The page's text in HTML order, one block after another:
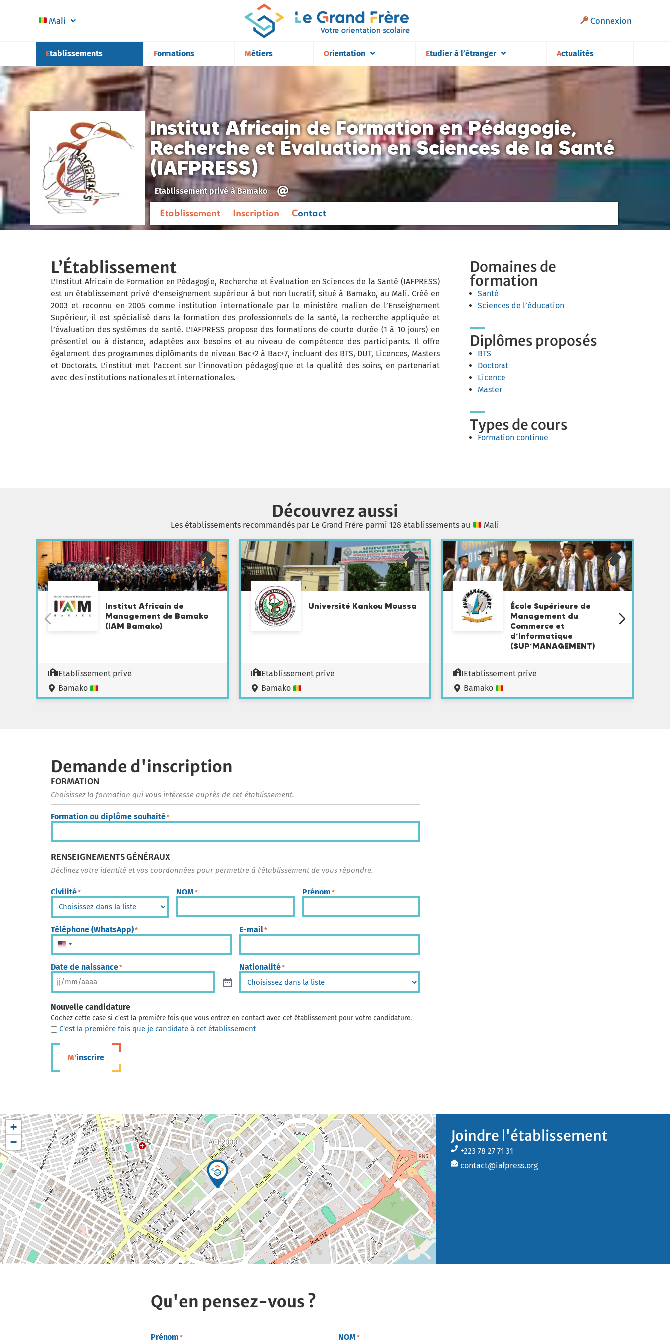
Mali Connexion
Etablissements Formations Métiers Orientation Etudier à l’étranger Actualités
Institut Africain de Formation en Pédagogie,
Recherche et Évaluation en Sciences de la Santé
(IAFPRESS)
Etablissement privé àBamako
Etablissement Inscription Contact
L’Établissement
L’Institut Africain de Formation en Pédagogie, Recherche et Évaluation en Sciences de la Santé (IAFPRESS)
est un établissement privé d’enseignement supérieur à but non lucratif, situé à Bamako, au Mali. Créé en
2003 et reconnu en 2005 comme institution internationale par le ministère malien de l’Enseignement
Supérieur, il est spécialisé dans la formation des professionnels de la santé, la recherche appliquée et
l’évaluation des systèmes de santé. L’IAFPRESS propose des formations de courte durée (1 à 10 jours) en
présentiel ou à distance, adaptées aux besoins et au niveau de compétence des participants. Il offre
également des programmes diplômants de niveau Bac+2 à Bac+7, incluant des BTS, DUT, Licences, Masters
et Doctorats. L’institut met l’accent sur l’innovation pédagogique et la qualité des soins, en partenariat
avec des institutions nationales et internationales.
Domaines de
formation
Santé
Sciences de l’éducation
Diplômes proposés
BTS
Doctorat
Licence
Master
Types de cours
Formation continue
Découvrez aussi
Les établissements recommandés par Le Grand Frère parmi 128 établissements au Mali
Institut Africain de
Management de Bamako
(IAM Bamako)
Etablissement privé
Bamako
Université Kankou Moussa
Etablissement privé
Bamako
École Supérieure de
Management du
Commerce et
d’Informatique
(SUP’MANAGEMENT)
Etablissement privé
Bamako
Demande d'inscription
FORMATION
Choisissez la formation qui vous intéresse auprès de cet établissement.
Formation ou diplôme souhaité*
RENSEIGNEMENTS GÉNÉRAUX
Déclinez votre identité et vos coordonnées pour permettre à l'établissement de vous répondre.
Civilité* NOM * Prénom *
Téléphone (WhatsApp)*
États-Unis +1
E-mail*
Date de naissance* Nationalité*
Nouvelle candidature
Cochez cette case si c'est la première fois que vous entrez en contact avec cet établissement pour votre candidature.
C'est la première fois que je candidate à cet établissement
M'inscrire
+
−
Joindre l'établissement
+223 78 27 71 31
contact@iafpress.org
Qu'en pensez-vous ?
Prénom * NOM *